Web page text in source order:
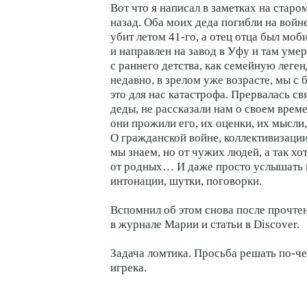
Вот что я написал в заметках на
назад. Оба моих деда погибли на
убит летом 41-го, а отец отца был
и направлен на завод в Уфу и там
с раннего детства, как семейную
недавно, в зрелом уже возрасте, мы с
это для нас катастрофа. Прервалась
деды, не рассказали нам о своем
они прожили его, их оценки, их
О гражданской войне,
мы знаем, но от чужих людей, а так
от родных… И даже просто услышать
интонации, шутки, поговорки.
Вспомнил об этом снова после
в журнале Марии и статьи в Discover.
Задача ломтика. Просьба решать по-
игрека.